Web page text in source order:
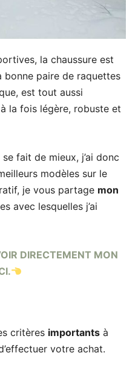
la chaussure est
bonne paire de raquettes
est tout aussi
la fois légère, robuste et
se fait de mieux, j’ai donc
modèles sur le
je vous partage mon
avec lesquelles j’ai
DIRECTEMENT MON
critères importants à
votre achat.